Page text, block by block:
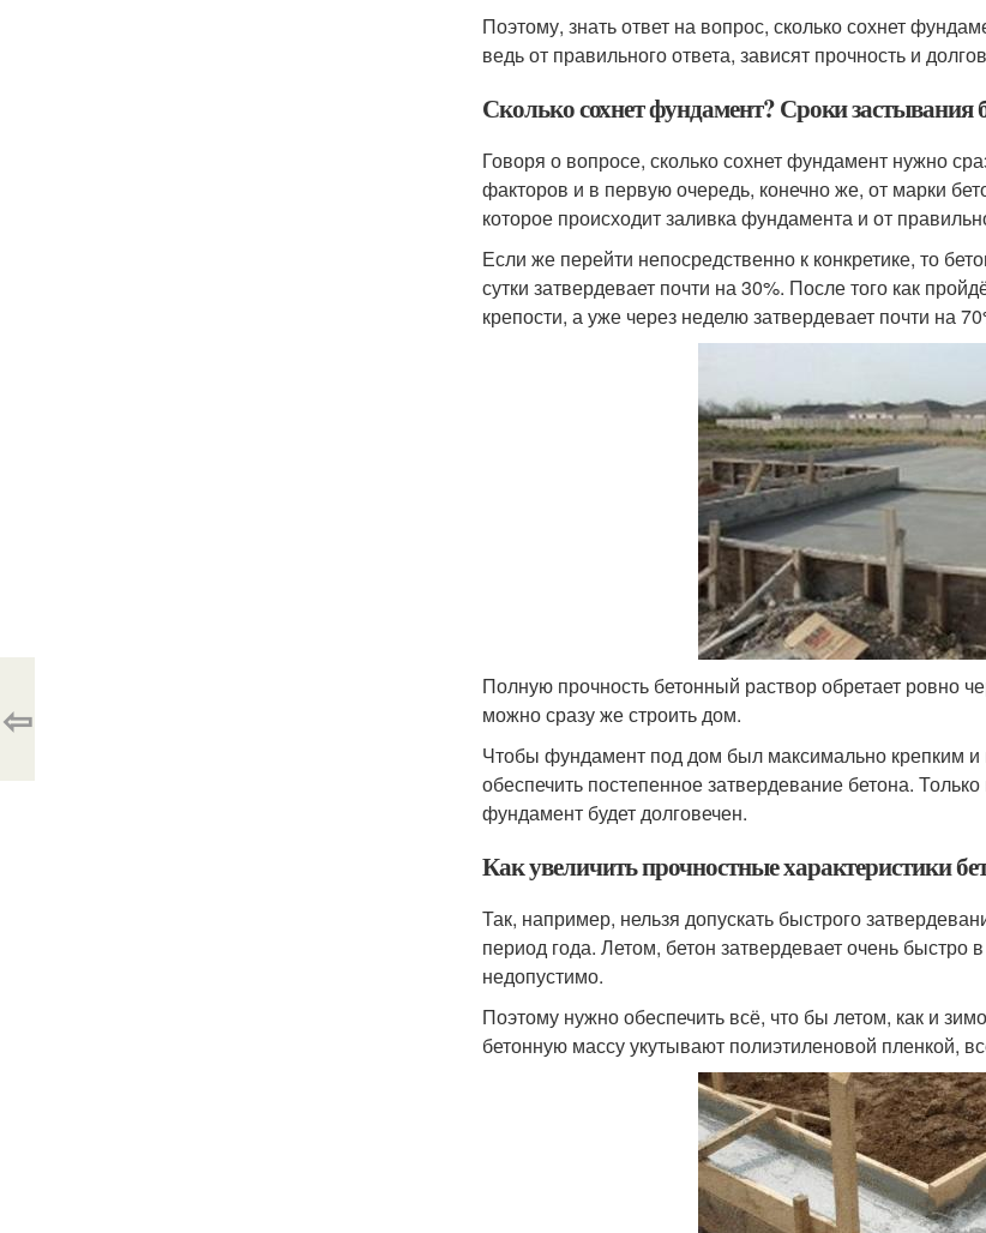
Поэтому, знать ответ на вопрос, сколько сохнет
ведь от правильного ответа, зависят прочность и
Сколько сохнет фундамент? Сроки застывания
Говоря о вопросе, сколько сохнет фундамент нужно
факторов и в первую очередь, конечно же, от марки
которое происходит заливка фундамента и от
Если же перейти непосредственно к конкретике, то
сутки затвердевает почти на 30%. После того как
крепости, а уже через неделю затвердевает почти на
Полную прочность бетонный раствор обретает ровно
можно сразу же строить дом.
Чтобы фундамент под дом был максимально крепким
обеспечить постепенное затвердевание бетона.
фундамент будет долговечен.
Как увеличить прочностные характеристики
Так, например, нельзя допускать быстрого
период года. Летом, бетон затвердевает очень быстро
недопустимо.
Поэтому нужно обеспечить всё, что бы летом, как и
бетонную массу укутывают полиэтиленовой пленкой,
⇦